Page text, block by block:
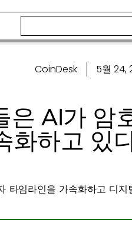
CoinDesk 5월 24,
은 AI가 암
화하고 있
타임라인을 가속화하고 디